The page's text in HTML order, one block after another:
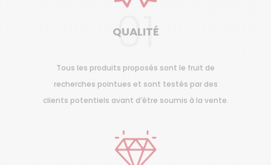
01
QUALITÉ
Tous les produits proposés sont le fruit de
recherches pointues et sont testés par des
clients potentiels avant d’être soumis à la vente.